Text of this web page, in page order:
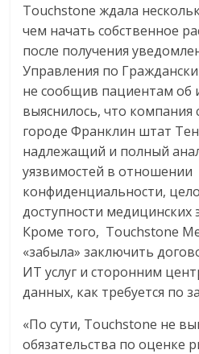
Touchstone ждала
чем начать собственное
после получения
Управления по
не сообщив пациентам об
выяснилось, что
городе Франклин штат
надлежащий и полный
уязвимостей в отношении
конфиденциальности,
доступности медицинских
Кроме того, Touchstone
«забыла» заключить
ИТ услуг и сторонним
данных, как требуется по
«По сути, Touchstone не
обязательства по оценке